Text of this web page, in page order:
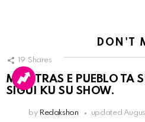
DON'T
19 Shares
MIENTRAS E PUEBLO TA
SIGUI KU SU SHOW.
by Redakshon updated